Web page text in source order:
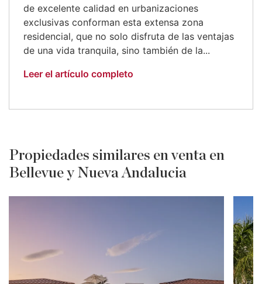
de excelente calidad en urbanizaciones
exclusivas conforman esta extensa zona
residencial, que no solo disfruta de las ventajas
de una vida tranquila, sino también de la...
Leer el artículo completo
Propiedades similares en venta en
Bellevue y Nueva Andalucia